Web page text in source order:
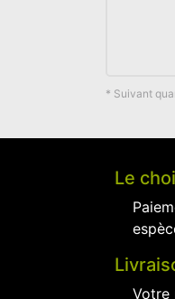
* Suivant
Le
Votre